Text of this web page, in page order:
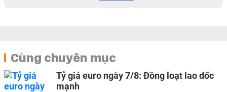
Cùng chuyên mục
Tỷ giá euro ngày 7/8: Đồng loạt lao dốc
mạnh